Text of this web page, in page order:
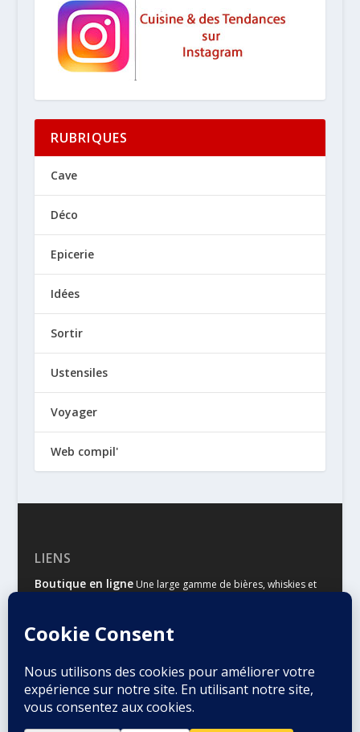
RUBRIQUES
Cave
Déco
Epicerie
Idées
Sortir
Ustensiles
Voyager
Web compil'
LIENS
Boutique en ligneUne large gamme de bières, whiskies et
Malts & HoublonsLe site d’information des amateurs de